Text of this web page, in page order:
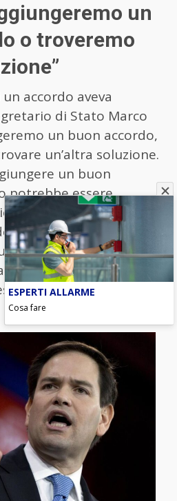
un
o troveremo
accordo aveva
di Stato Marco
un buon accordo,
un’altra soluzione.
un buon
potrebbe essere
di oggi. Rubio ha
non concluderà un
vediamo cosa
diplomazia ogni
prima di esplorare le
ESPERTI ALLARME
Cosa fare